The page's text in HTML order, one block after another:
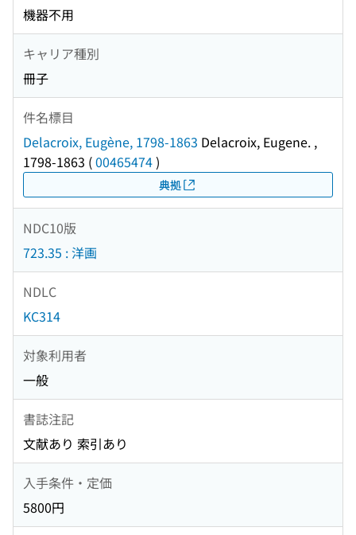
機器不用
キャリア種別
冊子
件名標目
Delacroix, Eugène, 1798-1863 Delacroix, Eugene. ,
1798-1863 (00465474)
典拠
NDC10版
723.35 : 洋画
NDLC
KC314
対象利用者
一般
書誌注記
文献あり 索引あり
入手条件・定価
5800円